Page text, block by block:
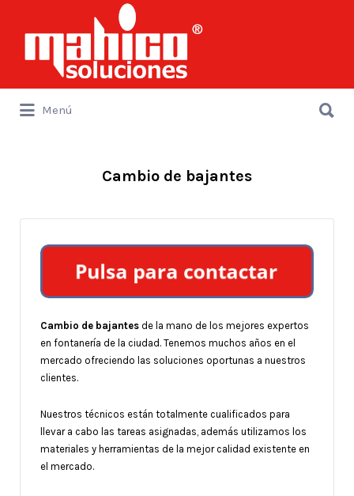
por:
Menú
por:
Cambio de bajantes
Cambio de bajantes de la mano de los mejores expertos
en fontanería de la ciudad. Tenemos muchos años en el
mercado ofreciendo las soluciones oportunas a nuestros
clientes.
Nuestros técnicos están totalmente cualificados para
llevar a cabo las tareas asignadas, además utilizamos los
materiales y herramientas de la mejor calidad existente en
el mercado.